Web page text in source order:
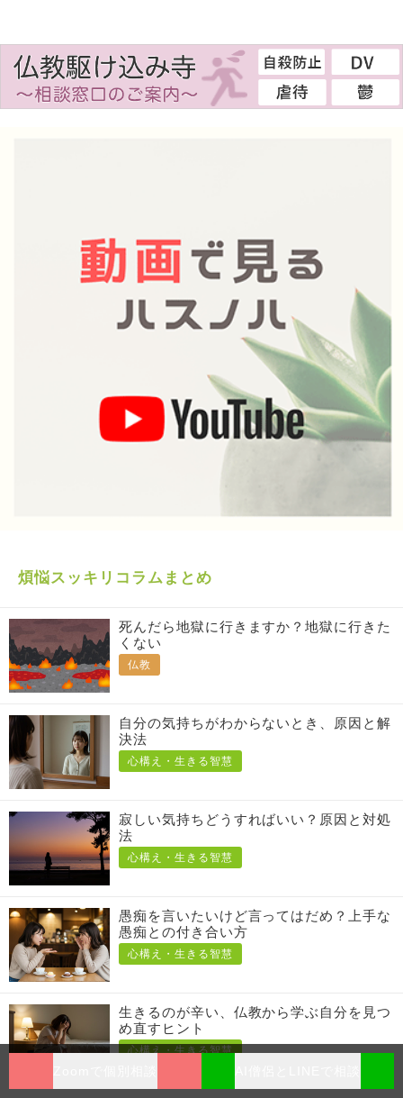
煩悩スッキリコラムまとめ
死んだら地獄に行きますか？地獄に行きた
くない
仏教
自分の気持ちがわからないとき、原因と解
決法
心構え・生きる智慧
寂しい気持ちどうすればいい？原因と対処
法
心構え・生きる智慧
愚痴を言いたいけど言ってはだめ？上手な
愚痴との付き合い方
心構え・生きる智慧
生きるのが辛い、仏教から学ぶ自分を見つ
め直すヒント
心構え・生きる智慧